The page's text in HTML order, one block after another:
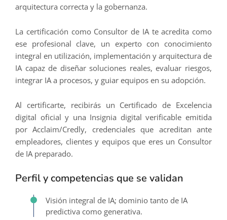
arquitectura correcta y la gobernanza.
La certificación como Consultor de IA te acredita como
ese profesional clave, un experto con conocimiento
integral en utilización, implementación y arquitectura de
IA capaz de diseñar soluciones reales, evaluar riesgos,
integrar IA a procesos, y guiar equipos en su adopción.
Al certificarte, recibirás un Certificado de Excelencia
digital oficial y una Insignia digital verificable emitida
por Acclaim/Credly, credenciales que acreditan ante
empleadores, clientes y equipos que eres un Consultor
de IA preparado.
Perfil y competencias que se validan
Visión integral de IA; dominio tanto de IA
predictiva como generativa.